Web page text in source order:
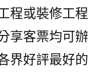
程或裝修工程
享客票均可辦
界好評最好的